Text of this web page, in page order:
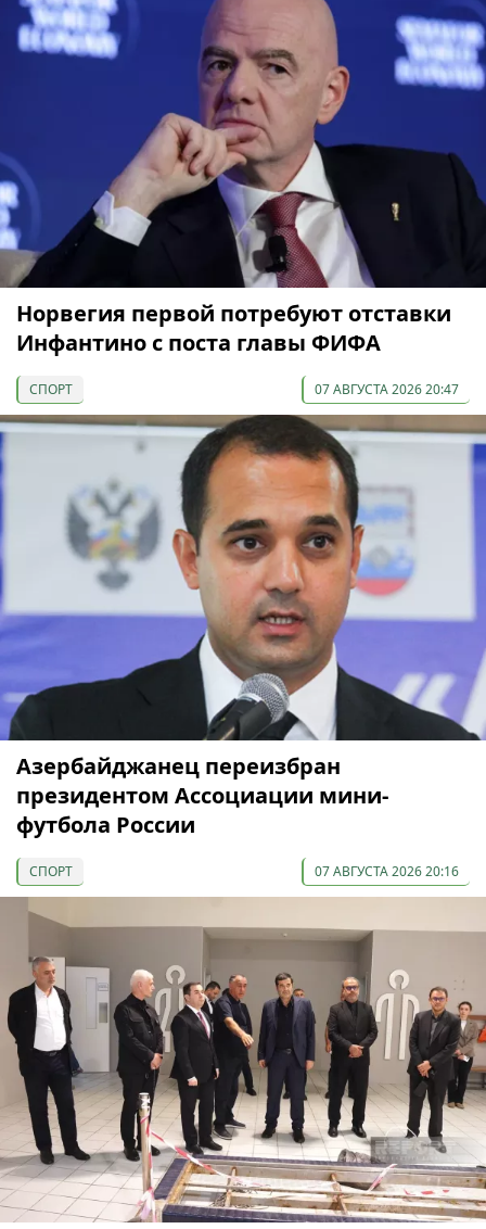
Норвегия первой потребуют отставки
Инфантино с поста главы ФИФА
СПОРТ 07 АВГУСТА 2026 20:47
Азербайджанец переизбран
президентом Ассоциации мини-
футбола России
СПОРТ 07 АВГУСТА 2026 20:16